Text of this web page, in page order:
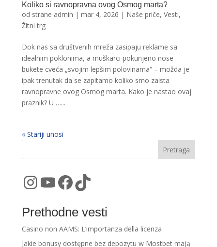
Koliko si ravnopravna ovog Osmog marta?
od strane admin | mar 4, 2026 | Naše priče, Vesti,
Žitni trg
Dok nas sa društvenih mreža zasipaju reklame sa
idealnim poklonima, a muškarci pokunjeno nose
bukete cveća „svojim lepšim polovinama“ – možda je
ipak trenutak da se zapitamo koliko smo zaista
ravnopravne ovog Osmog marta. Kako je nastao ovaj
praznik? U …...
« Stariji unosi
Pretraga
Instagram
YouTube
Facebook
TikTok
Prethodne vesti
Casino non AAMS: L’importanza della licenza
Jakie bonusy dostępne bez depozytu w Mostbet mają